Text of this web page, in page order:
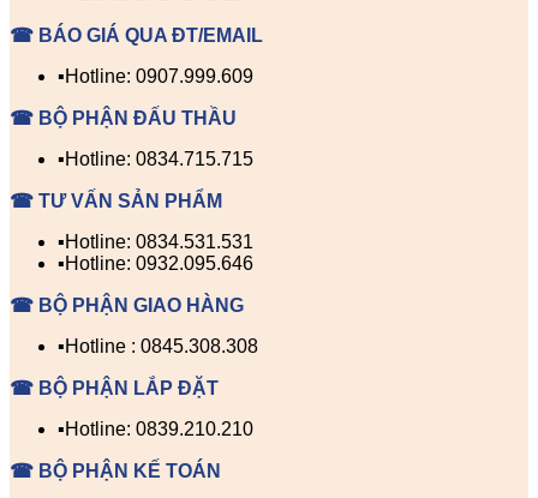
☎ BÁO GIÁ QUA ĐT/EMAIL
▪️Hotline: 0907.999.609
☎ BỘ PHẬN ĐẤU THẦU
▪️Hotline: 0834.715.715
☎ TƯ VẤN SẢN PHẨM
▪️Hotline: 0834.531.531
▪️Hotline: 0932.095.646
☎ BỘ PHẬN GIAO HÀNG
▪️Hotline : 0845.308.308
☎ BỘ PHẬN LẮP ĐẶT
▪️Hotline: 0839.210.210
☎ BỘ PHẬN KẾ TOÁN